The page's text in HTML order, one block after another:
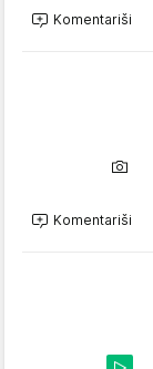
Komentariši
Komentariši